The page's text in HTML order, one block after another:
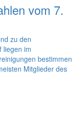
vom 7.
zu den
liegen im
bestimmen
Mitglieder des